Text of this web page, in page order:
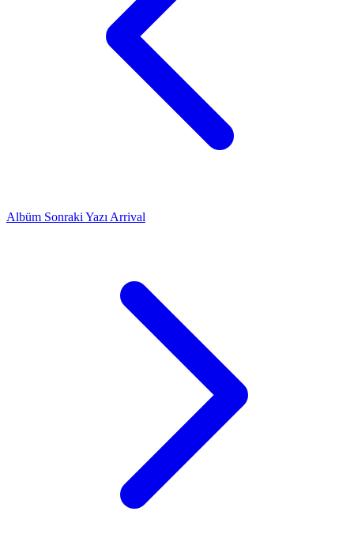
Albüm Sonraki Yazı Arrival